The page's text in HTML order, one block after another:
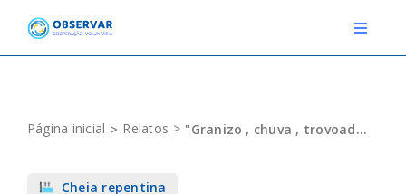
content
Toggle
Página inicial Relatos "Granizo , chuva , trovoada , cheia , vento"
Cheia repentina